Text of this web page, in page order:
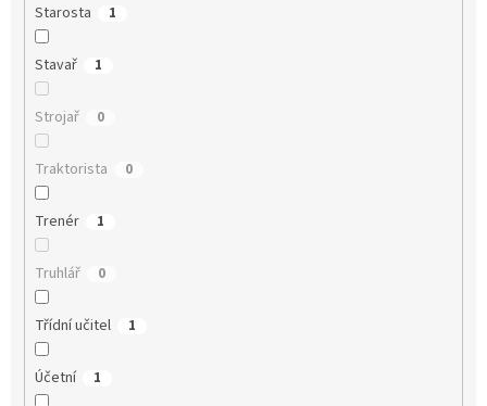
Starosta 1
Stavař 1
Strojař 0
Traktorista 0
Trenér 1
Truhlář 0
Třídní učitel 1
Účetní 1